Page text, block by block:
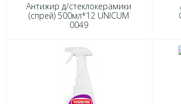
Антижир д/стеклокерамики
(спрей) 500мл*12 UNICUM
0049